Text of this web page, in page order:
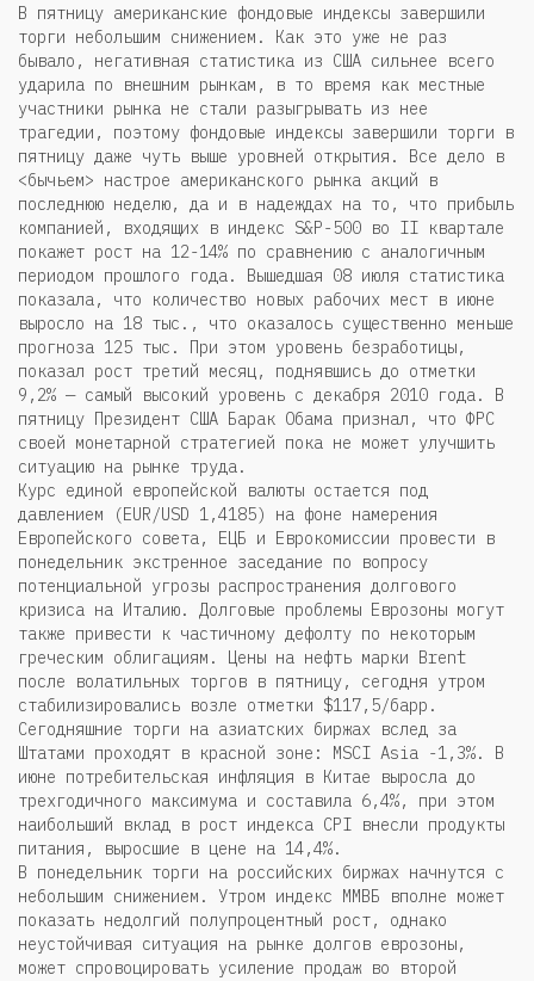
В пятницу американские фондовые индексы завершили
торги небольшим снижением. Как это уже не раз
бывало, негативная статистика из США сильнее всего
ударила по внешним рынкам, в то время как местные
участники рынка не стали разыгрывать из нее
трагедии, поэтому фондовые индексы завершили торги в
пятницу даже чуть выше уровней открытия. Все дело в
<бычьем> настрое американского рынка акций в
последнюю неделю, да и в надеждах на то, что прибыль
компанией, входящих в индекс S&P-500 во II квартале
покажет рост на 12-14% по сравнению с аналогичным
периодом прошлого года. Вышедшая 08 июля статистика
показала, что количество новых рабочих мест в июне
выросло на 18 тыс., что оказалось существенно меньше
прогноза 125 тыс. При этом уровень безработицы,
показал рост третий месяц, поднявшись до отметки
9,2% — самый высокий уровень с декабря 2010 года. В
пятницу Президент США Барак Обама признал, что ФРС
своей монетарной стратегией пока не может улучшить
ситуацию на рынке труда.
Курс единой европейской валюты остается под
давлением (EUR/USD 1,4185) на фоне намерения
Европейского совета, ЕЦБ и Еврокомиссии провести в
понедельник экстренное заседание по вопросу
потенциальной угрозы распространения долгового
кризиса на Италию. Долговые проблемы Еврозоны могут
также привести к частичному дефолту по некоторым
греческим облигациям. Цены на нефть марки Brent
после волатильных торгов в пятницу, сегодня утром
стабилизировались возле отметки $117,5/барр.
Сегодняшние торги на азиатских биржах вслед за
Штатами проходят в красной зоне: MSCI Asia -1,3%. В
июне потребительская инфляция в Китае выросла до
трехгодичного максимума и составила 6,4%, при этом
наибольший вклад в рост индекса CPI внесли продукты
питания, выросшие в цене на 14,4%.
В понедельник торги на российских биржах начнутся с
небольшим снижением. Утром индекс ММВБ вполне может
показать недолгий полупроцентный рост, однако
неустойчивая ситуация на рынке долгов еврозоны,
может спровоцировать усиление продаж во второй